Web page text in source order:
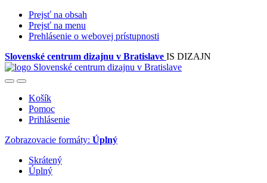
Prejsť na obsah
Prejsť na menu
Prehlásenie o webovej prístupnosti
Slovenské centrum dizajnu v Bratislave IS DIZAJN
Košík
Pomoc
Prihlásenie
Zobrazovacie formáty: Úplný
Skrátený
Úplný